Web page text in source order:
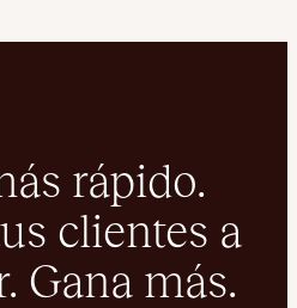
rápido.
clientes a
Gana más.